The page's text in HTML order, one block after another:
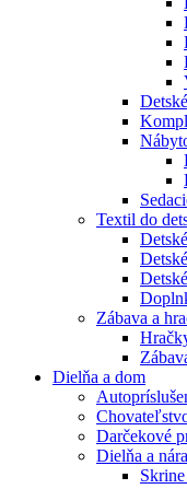
Textil do
Zábava a
Dielňa a dom
Darčekové
Dielňa a